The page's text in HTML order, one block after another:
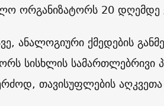
ორგანიზატორს 20 დღემდე
ანალოგიური ქმედების
სისხლის სამართლებრივი
თავისუფლების